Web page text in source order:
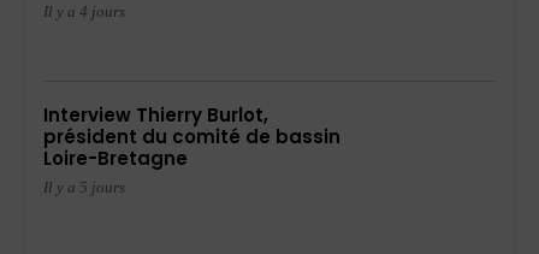
Il y a 4 jours
Interview Thierry Burlot,
président du comité de bassin
Loire-Bretagne
Il y a 5 jours